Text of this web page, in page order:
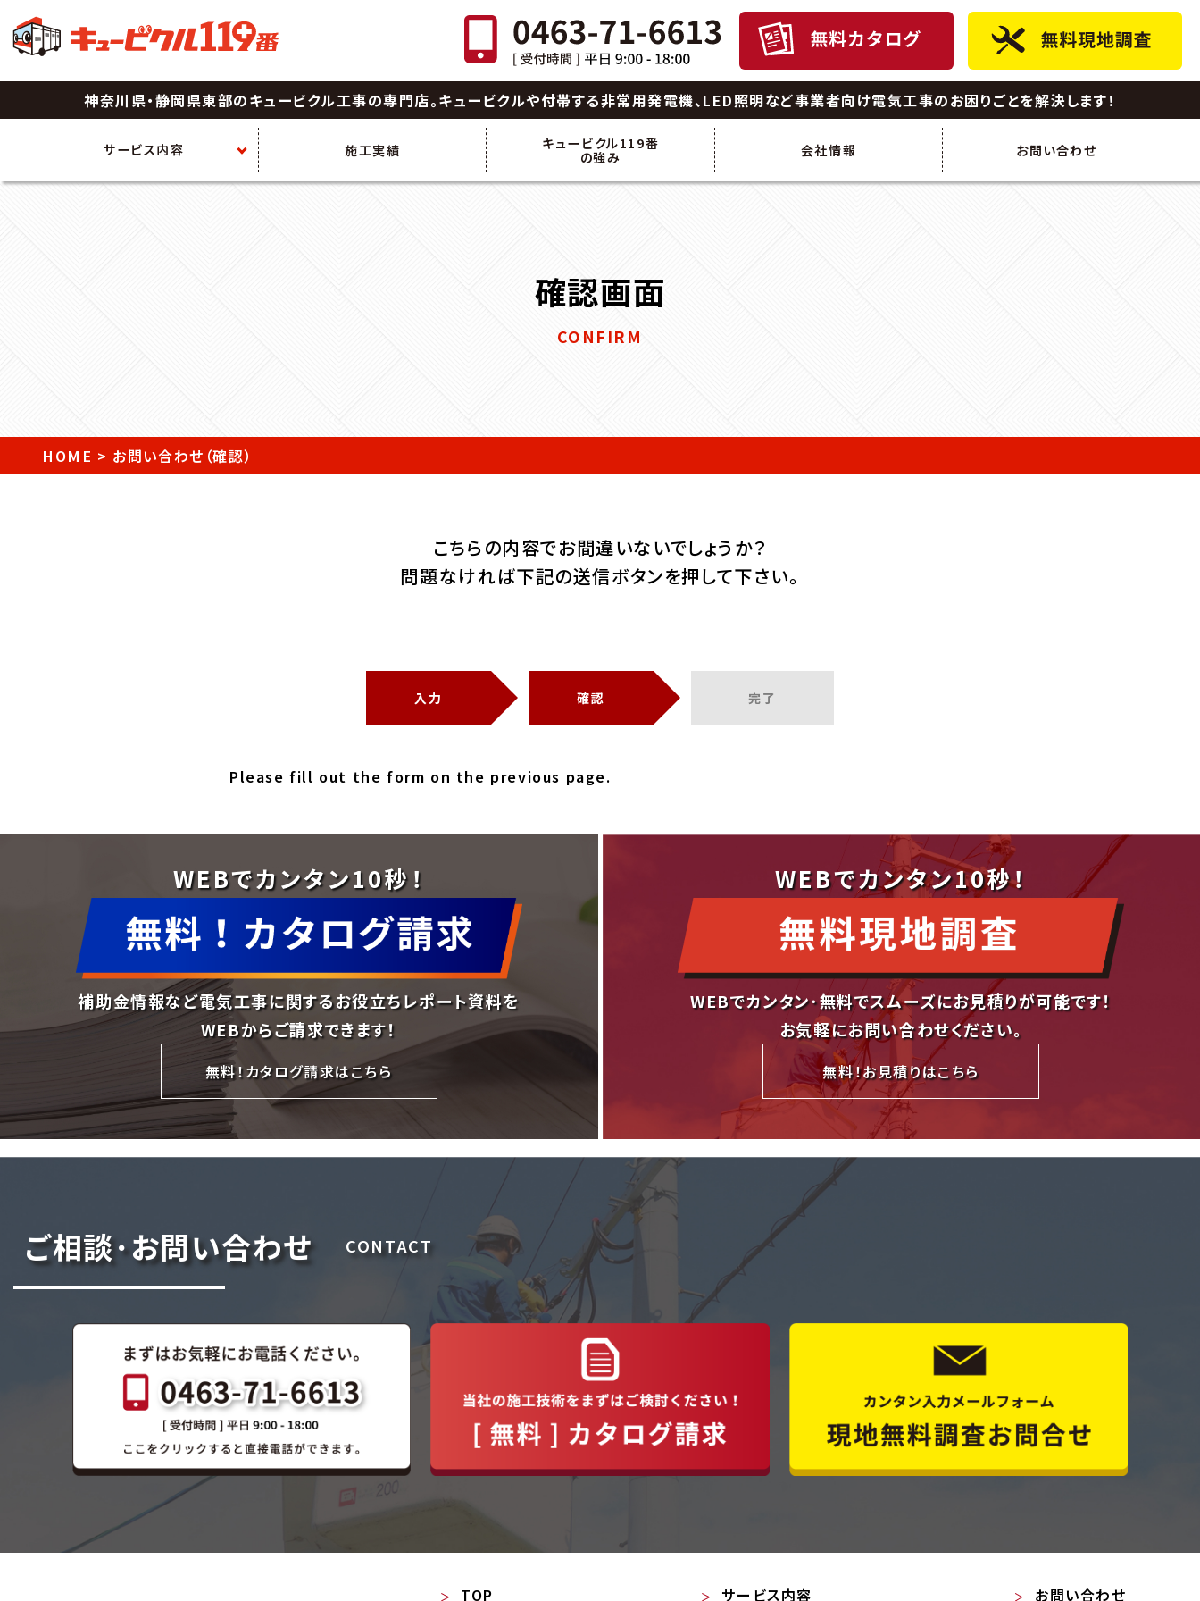
神奈川県・静岡県東部のキュービクル工事の専門店。キュービクルや付帯する非常用発電機、LED照明など事業者向け電気工事のお困りごとを解決します！
サービス内容 施工実績
キュービクル119番
の強み
会社情報 お問い合わせ
確認画面
CONFIRM
HOME > お問い合わせ（確認）
こちらの内容でお間違いないでしょうか？
問題なければ下記の送信ボタンを押して下さい。
入力 確認 完了
Please fill out the form on the previous page.
WEBでカンタン10秒！
補助金情報など電気工事に関するお役立ちレポート資料を
WEBからご請求できます！
無料！カタログ請求はこちら
WEBでカンタン10秒！
WEBでカンタン･無料でスムーズにお見積りが可能です！
お気軽にお問い合わせください。
無料！お見積りはこちら
ご相談･お問い合わせ CONTACT
TOP サービス内容 お問い合わせ